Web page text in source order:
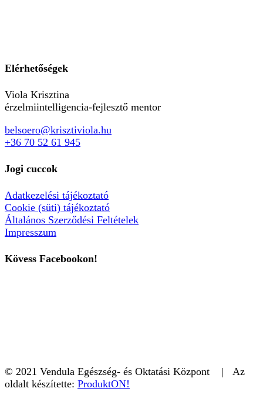
Elérhetőségek
Viola Krisztina
érzelmiintelligencia-fejlesztő mentor
belsoero@krisztiviola.hu
+36 70 52 61 945
Jogi cuccok
Adatkezelési tájékoztató
Cookie (süti) tájékoztató
Általános Szerződési Feltételek
Impresszum
Kövess Facebookon!
© 2021 Vendula Egészség- és Oktatási Központ | Az
oldalt készítette: ProduktON!